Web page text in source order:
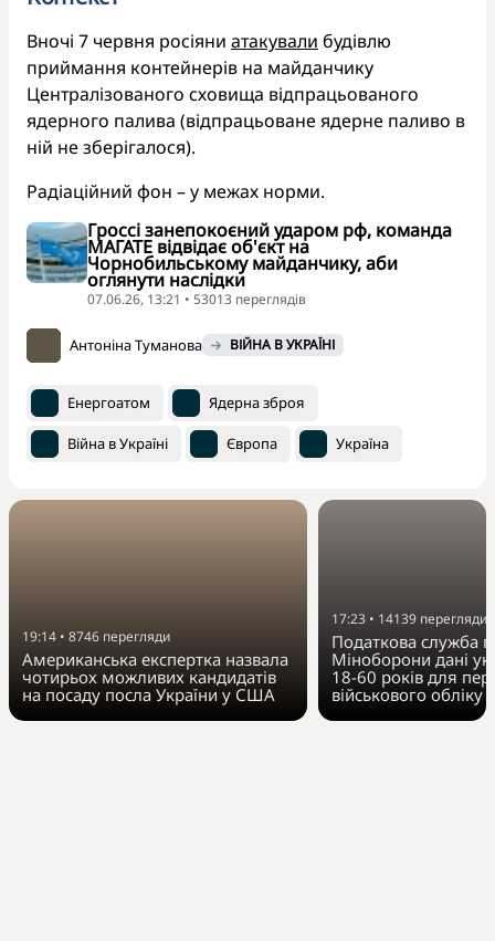
Вночі 7 червня росіяни атакували будівлю
приймання контейнерів на майданчику
Централізованого сховища відпрацьованого
ядерного палива (відпрацьоване ядерне паливо в
ній не зберігалося).
Радіаційний фон – у межах норми.
Гроссі занепокоєний ударом рф, команда
МАГАТЕ відвідає об'єкт на
Чорнобильському майданчику, аби
оглянути наслідки
07.06.26, 13:21 • 53013 переглядiв
Антоніна Туманова ВІЙНА В УКРАЇНІ
Енергоатом Ядерна зброя
Війна в Україні Європа Україна
19:14 • 8746 перегляди
Американська експертка назвала
чотирьох можливих кандидатів
на посаду посла України у США
17:23 • 14139 перегляди
Податкова служба
Міноборони дані
18-60 років для
військового обліку